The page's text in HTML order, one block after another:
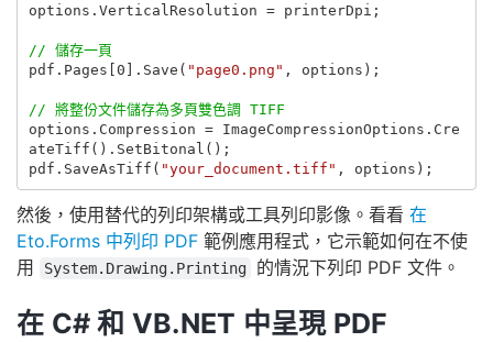
options . VerticalResolution = printerDpi ;
// 儲存一頁
pdf . Pages 0 ]. Save ( "page0.png" , options );
// 將整份文件儲存為多頁雙色調 TIFF
options . Compression = ImageCompressionOptions . Cre
ateTiff (). SetBitonal ();
pdf . SaveAsTiff ( "your_document.tiff" , options );
然後，使用替代的列印架構或工具列印影像。看看 在
Eto.Forms 中列印 PDF 範例應用程式，它示範如何在不使
用
System.Drawing.Printing 的情況下列印 PDF 文件。
在 C# 和 VB.NET 中呈現 PDF